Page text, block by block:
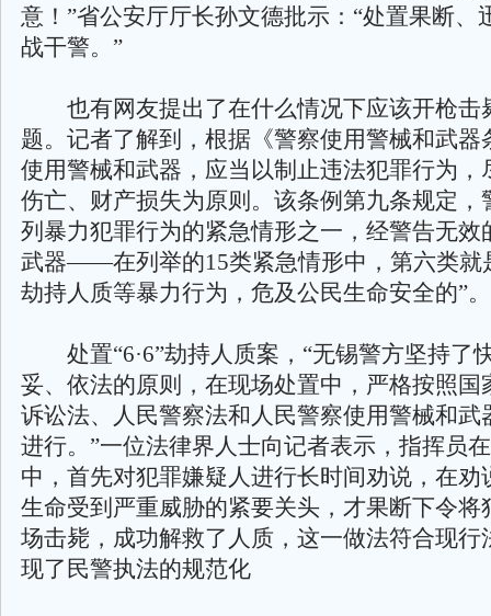
意！”省公安厅厅长孙文德批示：“处置果断、
战干警。”
也有网友提出了在什么情况下应该开枪击
题。记者了解到，根据《警察使用警械和武器
使用警械和武器，应当以制止违法犯罪行为，
伤亡、财产损失为原则。该条例第九条规定，
列暴力犯罪行为的紧急情形之一，经警告无效
武器——在列举的15类紧急情形中，第六类就
劫持人质等暴力行为，危及公民生命安全的”。
处置“6·6”劫持人质案，“无锡警方坚持了
妥、依法的原则，在现场处置中，严格按照国
诉讼法、人民警察法和人民警察使用警械和武
进行。”一位法律界人士向记者表示，指挥员
中，首先对犯罪嫌疑人进行长时间劝说，在劝
生命受到严重威胁的紧要关头，才果断下令将
场击毙，成功解救了人质，这一做法符合现行
现了民警执法的规范化